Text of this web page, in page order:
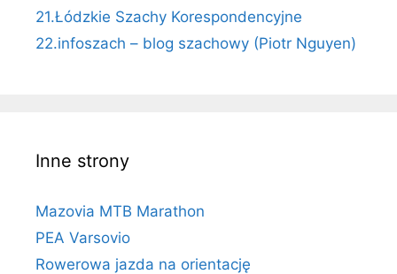
21.Łódzkie Szachy Korespondencyjne
22.infoszach – blog szachowy (Piotr Nguyen)
Inne strony
Mazovia MTB Marathon
PEA Varsovio
Rowerowa jazda na orientację